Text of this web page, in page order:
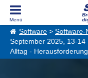
Software > Software-
September 2025, 13-14
Alltag -